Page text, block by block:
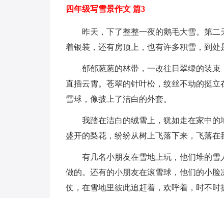
四年级写雪景作文 篇3
昨天，下了整整一夜的鹅毛大雪。第
着银装，还有房顶上，也有许多积雪，到处
郁郁葱葱的林带，一改往日翠绿的装
直插云霄。苍翠的针叶松，纹丝不动的挺
雪球，像披上了洁白的外套。
我踏在洁白的绒雪上，犹如走在家中
盛开的梨花，纷纷从树上飞落下来，飞落在
有几名小朋友在雪地上玩，他们堆的
做的。还有的小朋友在滚雪球，他们的小
仗，在雪地里彼此追赶着，欢呼着，时不